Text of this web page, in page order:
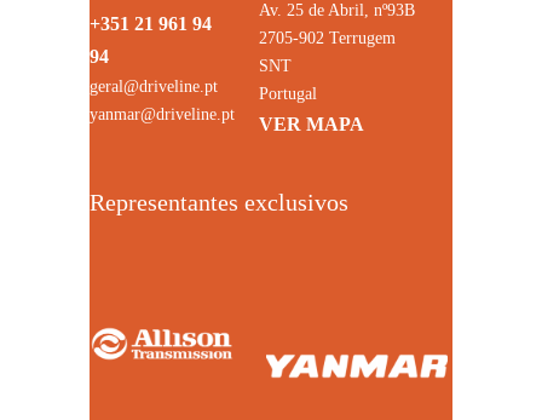
+351 21 961 94
94
geral@driveline.pt
yanmar@driveline.pt
Av. 25 de Abril, nº93B
2705-902 Terrugem
SNT
Portugal
VER MAPA
Representantes exclusivos